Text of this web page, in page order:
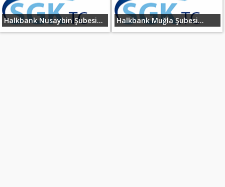
Halkbank Nusaybin Şubesi... Halkbank Muğla Şubesi...